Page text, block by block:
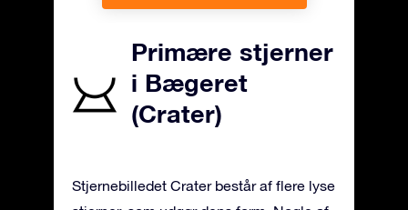
Primære stjerner
i Bægeret
(Crater)
Stjernebilledet Crater består af flere lyse